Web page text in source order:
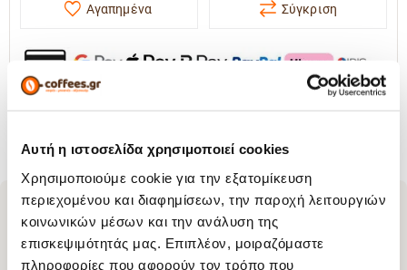
Αυτή η ιστοσελίδα χρησιμοποιεί cookies
Χρησιμοποιούμε cookie για την εξατομίκευση
περιεχομένου και διαφημίσεων, την παροχή λειτουργιών
κοινωνικών μέσων και την ανάλυση της
επισκεψιμότητάς μας. Επιπλέον, μοιραζόμαστε
πληροφορίες που αφορούν τον τρόπο που
Αγαπημένα Σύγκριση
Περιγραφή
Μπάρα Ενέργειας Roobar Φυσικό Κακάο 30gr